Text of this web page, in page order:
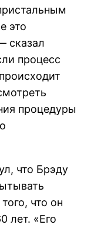
это
сказал
процесс
процедуры
что Брэду
что он
лет. «Его